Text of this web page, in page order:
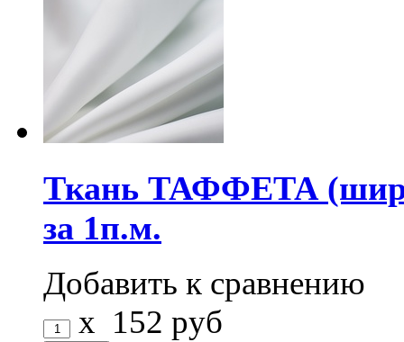
Ткань ТАФФЕТА
за 1п.м.
Добавить к сравнению
x 152 руб